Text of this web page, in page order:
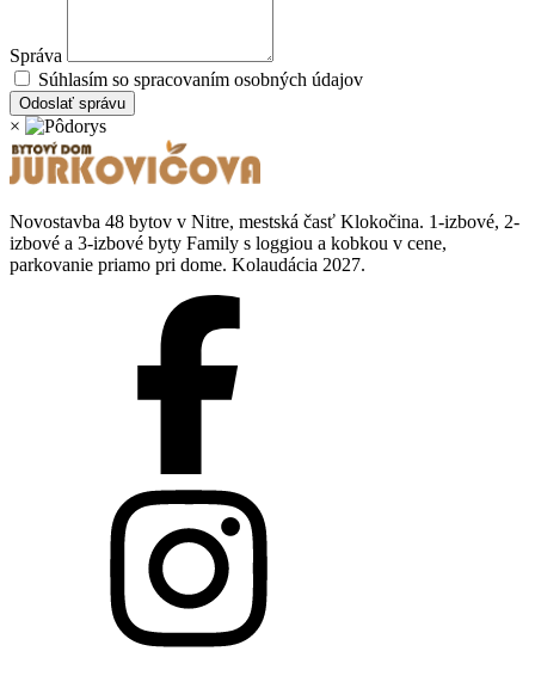
Správa
Súhlasím so spracovaním osobných údajov
Odoslať správu
×
Novostavba 48 bytov v Nitre, mestská časť Klokočina. 1-izbové, 2-
izbové a 3-izbové byty Family s loggiou a kobkou v cene,
parkovanie priamo pri dome. Kolaudácia 2027.